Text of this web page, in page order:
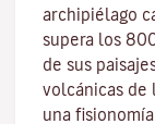
archipiélago
supera los
de sus
volcánicas de
una